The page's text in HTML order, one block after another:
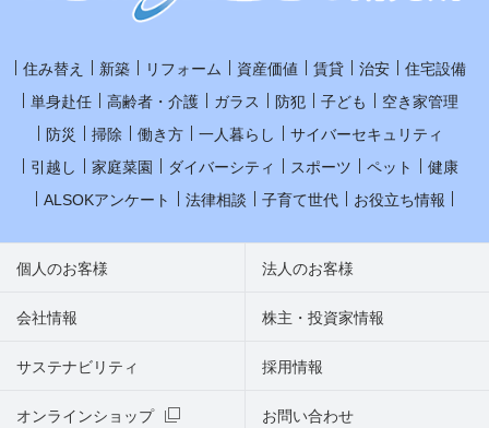
住み替え 新築 リフォーム 資産価値 賃貸 治安
住宅設備
単身赴任
高齢者・介護 ガラス 防犯 子ども
空き家管理
防災
掃除 働き方 一人暮らし
サイバーセキュリティ
引越し
家庭菜園 ダイバーシティ スポーツ ペット
健康
ALSOKアンケート
法律相談 子育て世代 お役立ち情報
個人のお客様 法人のお客様
会社情報 株主・投資家情報
サステナビリティ
オンラインショップ お問い合わせ
採用情報